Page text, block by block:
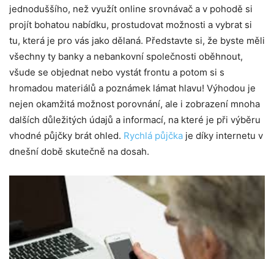
jednoduššího, než využít online srovnávač a v pohodě si
projít bohatou nabídku, prostudovat možnosti a vybrat si
tu, která je pro vás jako dělaná. Představte si, že byste měli
všechny ty banky a nebankovní společnosti oběhnout,
všude se objednat nebo vystát frontu a potom si s
hromadou materiálů a poznámek lámat hlavu! Výhodou je
nejen okamžitá možnost porovnání, ale i zobrazení mnoha
dalších důležitých údajů a informací, na které je při výběru
vhodné půjčky brát ohled. Rychlá půjčka je díky internetu v
dnešní době skutečně na dosah.